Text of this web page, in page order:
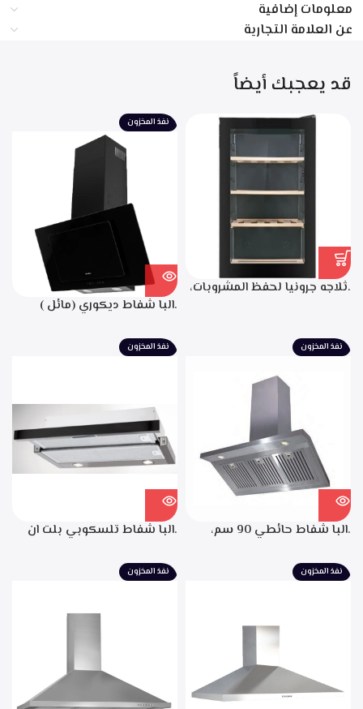
معلومات إضافية
عن العلامة التجارية
قد يعجبك أيضاً
.ثلاجه جرونيا لحفظ المشروبات،
نفذ المخزون
.البا شفاط ديكوري (مائل )
للتشغيل، التحكم باللمس،
اضاءه ليد، شاشه رقميه لبيان
معدنيه لحجز الدهون من
الابخره، قوه الشفط 850م3/
ساعه
نفذ المخزون
.البا شفاط حائطي 90 سم،
للتشغيل، إضاءة ليد، قوه شفط
نفذ المخزون
.البا شفاط تلسكوبي بلت ان
للتشغيل إضاءة ليد قوة الشفط
نفذ المخزون نفذ المخزون